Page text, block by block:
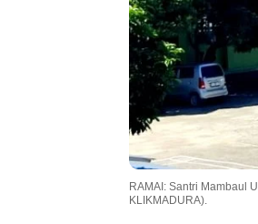
RAMAI: Santri Mambaul
KLIKMADURA).